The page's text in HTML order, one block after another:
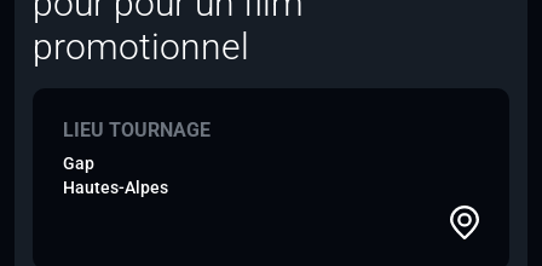
promotionnel
LIEU TOURNAGE
Gap
Hautes-Alpes